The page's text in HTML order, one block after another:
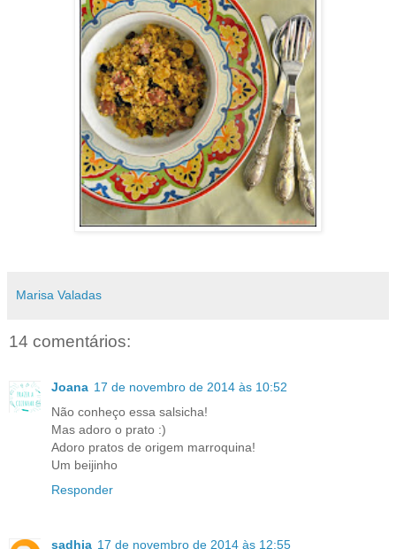
Marisa Valadas
14 comentários:
Joana 17 de novembro de 2014 às 10:52
Não conheço essa salsicha!
Mas adoro o prato :)
Adoro pratos de origem marroquina!
Um beijinho
Responder
sadhia 17 de novembro de 2014 às 12:55